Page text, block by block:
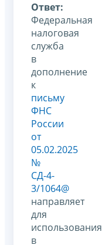
Ответ:
Федеральная
налоговая
служба
в
дополнение
к
письму
ФНС
России
от
05.02.2025
№
СД-4-
3/1064@
направляет
для
использования
в